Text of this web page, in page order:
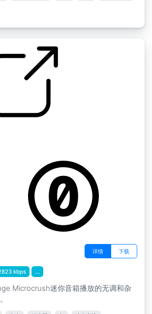
详情 下载
kbps ...
Microcrush迷你音箱播放的无调和杂